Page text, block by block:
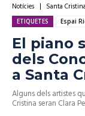
Notícies Santa
ETIQUETES Espai
El piano
dels
a Santa
Alguns dels artistes
Cristina seran Clara